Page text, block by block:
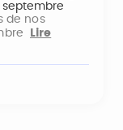
septembre
de nos
Lire